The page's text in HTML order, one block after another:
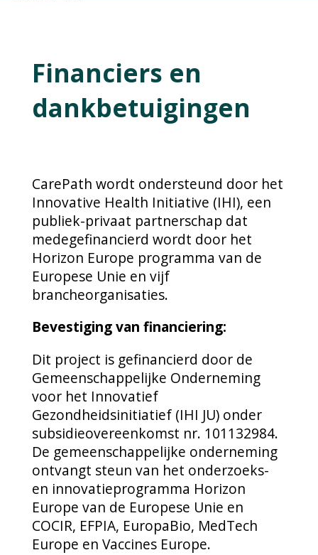
Financiers en
dankbetuigingen
CarePath wordt ondersteund door het
Innovative Health Initiative (IHI), een
publiek-privaat partnerschap dat
medegefinancierd wordt door het
Horizon Europe programma van de
Europese Unie en vijf
brancheorganisaties.
Bevestiging van financiering:
Dit project is gefinancierd door de
Gemeenschappelijke Onderneming
voor het Innovatief
Gezondheidsinitiatief (IHI JU) onder
subsidieovereenkomst nr. 101132984.
De gemeenschappelijke onderneming
ontvangt steun van het onderzoeks-
en innovatieprogramma Horizon
Europe van de Europese Unie en
COCIR, EFPIA, EuropaBio, MedTech
Europe en Vaccines Europe.